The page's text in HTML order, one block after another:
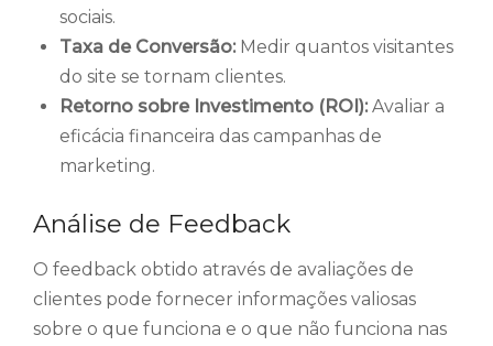
sociais.
Taxa de Conversão:Medir quantos visitantes
do site se tornam clientes.
Retorno sobre Investimento (ROI):Avaliar a
eficácia financeira das campanhas de
marketing.
Análise de Feedback
O feedback obtido através de avaliações de
clientes pode fornecer informações valiosas
sobre o que funciona e o que não funciona nas